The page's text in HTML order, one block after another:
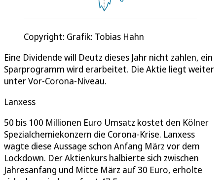
Copyright: Grafik: Tobias Hahn
Eine Dividende will Deutz dieses Jahr nicht zahlen, ein
Sparprogramm wird erarbeitet. Die Aktie liegt weiter
unter Vor-Corona-Niveau.
Lanxess
50 bis 100 Millionen Euro Umsatz kostet den Kölner
Spezialchemiekonzern die Corona-Krise. Lanxess
wagte diese Aussage schon Anfang März vor dem
Lockdown. Der Aktienkurs halbierte sich zwischen
Jahresanfang und Mitte März auf 30 Euro, erholte